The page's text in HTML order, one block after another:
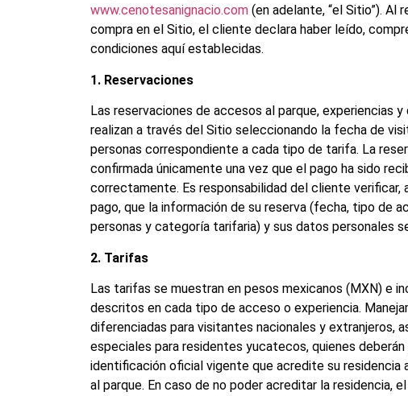
www.cenotesanignacio.com (en adelante, “el Sitio”). Al
compra en el Sitio, el cliente declara haber leído,
condiciones aquí establecidas.
1. Reservaciones
Las reservaciones de accesos al parque, experiencias
realizan a través del Sitio seleccionando la fecha de
personas correspondiente a cada tipo de tarifa. La
confirmada únicamente una vez que el pago ha sido
correctamente. Es responsabilidad del cliente verificar,
pago, que la información de su reserva (fecha, tipo de
personas y categoría tarifaria) y sus datos personales
2. Tarifas
Las tarifas se muestran en pesos mexicanos (MXN) e
descritos en cada tipo de acceso o experiencia.
diferenciadas para visitantes nacionales y extranjeros,
especiales para residentes yucatecos, quienes deberán
identificación oficial vigente que acredite su residencia
al parque. En caso de no poder acreditar la residencia,